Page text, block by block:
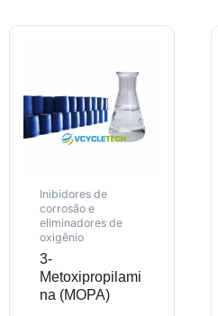
Inibidores de
corrosão e
eliminadores de
oxigênio
3-
Metoxipropilami
na (MOPA)